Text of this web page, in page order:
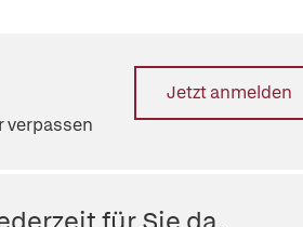
verpassen
Jetzt anmelden